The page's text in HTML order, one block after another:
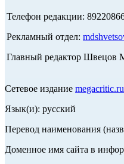
Телефон редакции:
Рекламный отдел:
Главный редактор Швецов
Сетевое издание megacritic.ru
Язык(и): русский
Перевод наименования
Доменное имя сайта в